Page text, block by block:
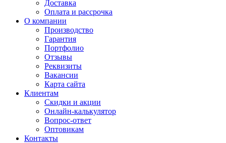
Доставка
Оплата и рассрочка
О компании
Производство
Гарантия
Портфолио
Отзывы
Реквизиты
Вакансии
Карта сайта
Клиентам
Скидки и акции
Онлайн-калькулятор
Вопрос-ответ
Оптовикам
Контакты